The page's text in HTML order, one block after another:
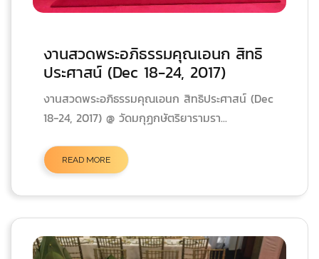
งานสวดพระอภิธรรมคุณเอนก สิทธิ
ประศาสน์ (Dec 18-24, 2017)
งานสวดพระอภิธรรมคุณเอนก สิทธิประศาสน์ (Dec
18-24, 2017) @ วัดมกุฏกษัตริยารามรา...
READ MORE